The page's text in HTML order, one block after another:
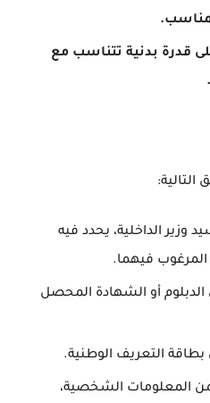
على قدرة بدنية تتناسب مع
وزير الداخلية، يحدد فيه
فيهما.
أو الشهادة المحصل
التعريف الوطنية.
المعلومات الشخصية،